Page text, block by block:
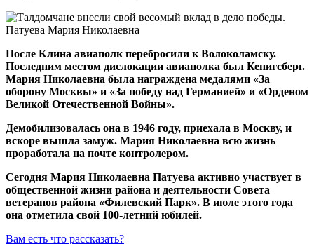
После Клина авиаполк перебросили к Волоколамску.
Последним местом дислокации авиаполка был Кенигсберг.
Мария Николаевна была награждена медалями «За
оборону Москвы» и «За победу над Германией» и «Орденом
Великой Отечественной Войны».
Демобилизовалась она в 1946 году, приехала в Москву, и
вскоре вышла замуж. Мария Николаевна всю жизнь
проработала на почте контролером.
Сегодня Мария Николаевна Патуева активно участвует в
общественной жизни района и деятельности Совета
ветеранов района «Филевский Парк». В июле этого года
она отметила свой 100-летний юбилей.
Вам есть что рассказать?